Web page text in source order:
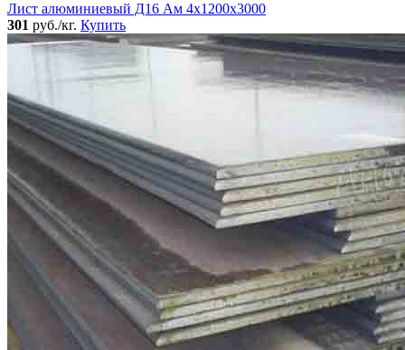
Лист алюминиевый Д16 Ам 4х1200х3000
301 руб./кг. Купить